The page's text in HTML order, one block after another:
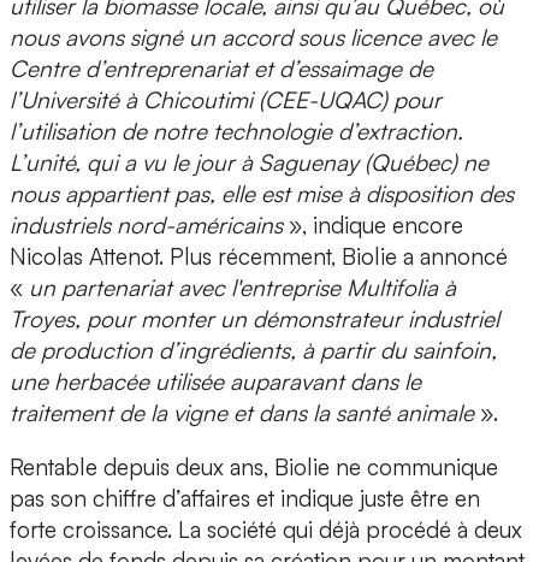
utiliser la biomasse locale, ainsi qu’au Québec, où
nous avons signé un accord sous licence avec le
Centre d’entreprenariat et d’essaimage de
l’Université à Chicoutimi (CEE-UQAC) pour
l’utilisation de notre technologie d’extraction.
L’unité, qui a vu le jour à Saguenay (Québec) ne
nous appartient pas, elle est mise à disposition des
industriels nord-américains », indique encore
Nicolas Attenot. Plus récemment, Biolie a annoncé
« un partenariat avec l'entreprise Multifolia à
Troyes, pour monter un démonstrateur industriel
de production d’ingrédients, à partir du sainfoin,
une herbacée utilisée auparavant dans le
traitement de la vigne et dans la santé animale».
Rentable depuis deux ans, Biolie ne communique
pas son chiffre d’affaires et indique juste être en
forte croissance. La société qui déjà procédé à deux